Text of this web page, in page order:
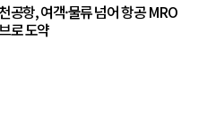
공항, 여객·물류 넘어 항공 MRO
로 도약